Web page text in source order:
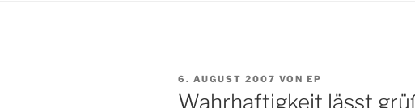
VERÖFFENTLICHT
AM
6. AUGUST 2007 VON EP
Wahrhaftigkeit lässt